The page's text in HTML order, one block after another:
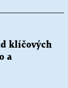
klíčových
a